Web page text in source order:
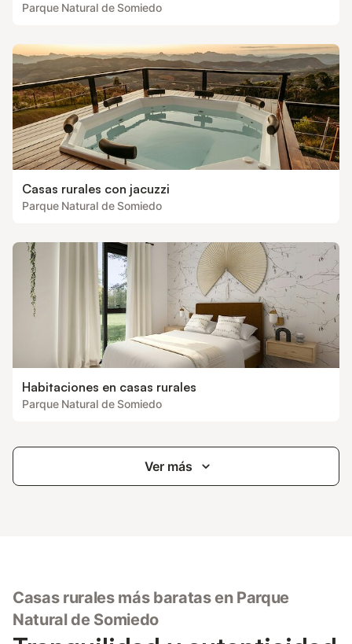
Parque Natural de Somiedo
Casas rurales con jacuzzi
Parque Natural de Somiedo
Habitaciones en casas rurales
Parque Natural de Somiedo
Ver más
Casas rurales más baratas en Parque
Natural de Somiedo